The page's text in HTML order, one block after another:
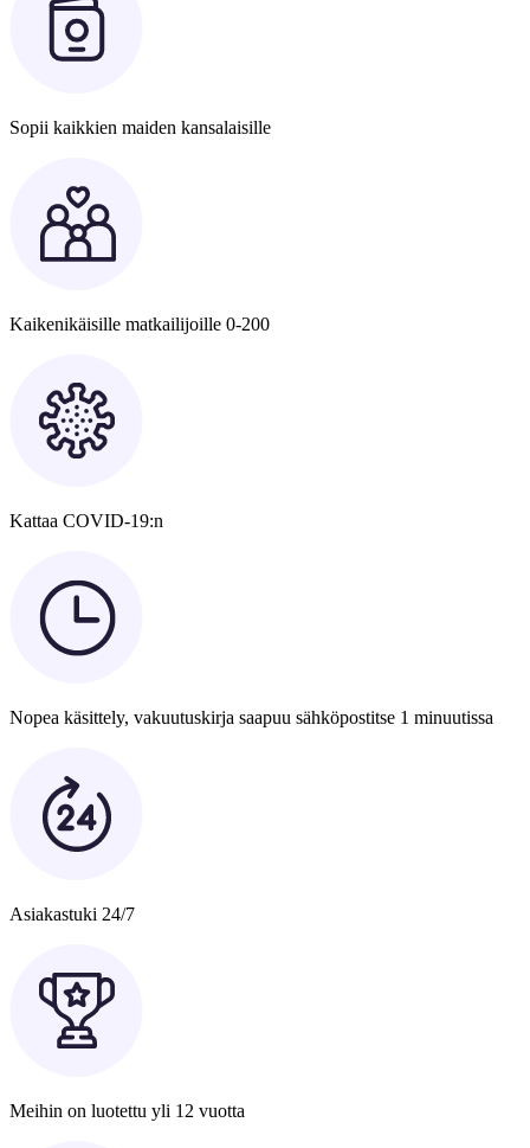
Sopii kaikkien maiden kansalaisille
Kaikenikäisille matkailijoille 0-200
Kattaa COVID-19:n
Nopea käsittely, vakuutuskirja saapuu sähköpostitse 1 minuutissa
Asiakastuki 24/7
Meihin on luotettu yli 12 vuotta